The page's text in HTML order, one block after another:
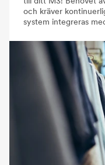
och kräver
system integreras